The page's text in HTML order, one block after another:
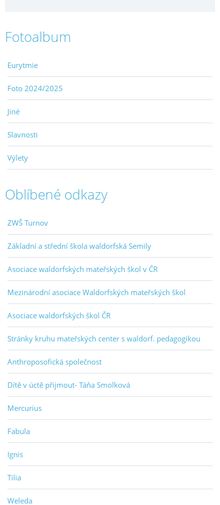
Fotoalbum
Eurytmie
Foto 2024/2025
Jiné
Slavnosti
Výlety
Oblíbené odkazy
ZWŠ Turnov
Základní a střední škola waldorfská Semily
Asociace waldorfských mateřských škol v ČR
Mezinárodní asociace Waldorfských mateřských škol
Asociace waldorfských škol ČR
Stránky kruhu mateřských center s waldorf. pedagogikou
Anthroposofická společnost
Dítě v úctě přijmout- Táňa Smolková
Mercurius
Fabula
Ignis
Tilia
Weleda